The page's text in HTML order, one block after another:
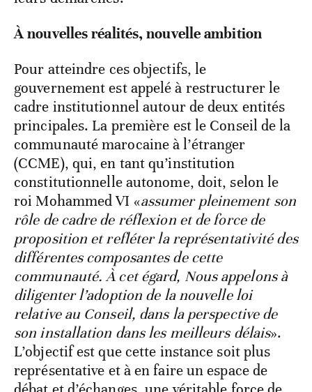
À nouvelles réalités, nouvelle ambition
Pour atteindre ces objectifs, le
gouvernement est appelé à restructurer le
cadre institutionnel autour de deux entités
principales. La première est le Conseil de la
communauté marocaine à l’étranger
(CCME), qui, en tant qu’institution
constitutionnelle autonome, doit, selon le
roi Mohammed VI «assumer pleinement son
rôle de cadre de réflexion et de force de
proposition et refléter la représentativité des
différentes composantes de cette
communauté. À cet égard, Nous appelons à
diligenter l’adoption de la nouvelle loi
relative au Conseil, dans la perspective de
son installation dans les meilleurs délais».
L’objectif est que cette instance soit plus
représentative et à en faire un espace de